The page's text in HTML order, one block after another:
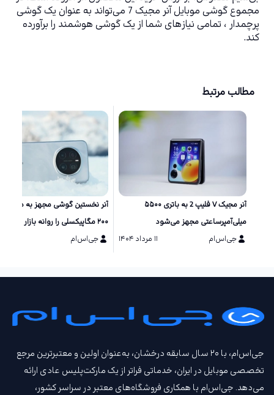
‌کند.
مطالب مرتبط
آنر مجیک V فلیپ 2 به باتری ۵۵۰۰
میلی‌آمپرساعتی مجهز می‌شود
جی‌اس‌ام
۱۱ مرداد ۱۴۰۴
آنر نخستین گوشی مجهز به دو
۲۰۰ مگاپیکسلی را روانه بازار می‌کند
جی‌اس‌ام
جی‌اس‌ام، با ۲۰ سال سابقه درخشان، به‌عنوان اولین و معتبرترین مرجع
تخصصی موبایل در ایران، خدماتی فراتر از یک مارکت‌پلیس عادی ارائه
می‌دهد. جی‌اس‌ام با همکاری فروشگاه‌های معتبر در سراسر کشور،